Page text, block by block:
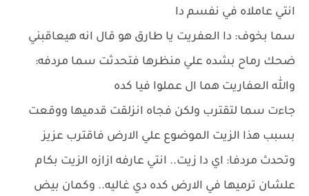
انتي عاملاه في نفسم دا
سما بخوف: دا العفريت يا طارق هو قال انه هيعاقبني
ضحك رماح بشده علي منظرها فتحدثت سما مردفه:
والله العفاريت هما ال عملوا فيا كده
جاءت سما لتقترب ولكن فجاه انزلقت قدميها ووقعت
بسبب هذا الزيت الموضوع علي الارض فاقترب عزيز
وتحدث مردفا: اي دا زيت.. انتي عارفه ازازه الزيت بكام
علشان ترميها في الارض كده دي غاليه.. وكمان بيض